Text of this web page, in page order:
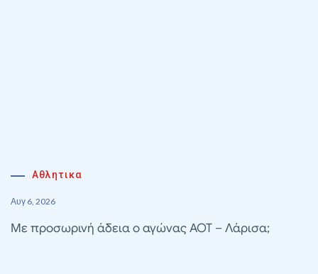
Αθλητικα
Αυγ 6, 2026
Με προσωρινή άδεια ο αγώνας ΑΟΤ – Λάρισα;